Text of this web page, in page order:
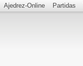
Ajedrez-Online Partidas